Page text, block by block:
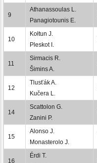
9
Athanassoulas L.
Panagiotounis E.
10
Kołtun J.
Pleskot I.
11
Sirmacis R.
Šimins A.
12
Tlusťák A.
Kučera L.
14
Scattolon G.
Zanini P.
15
Alonso J.
Monasterolo J.
16
Érdi T.